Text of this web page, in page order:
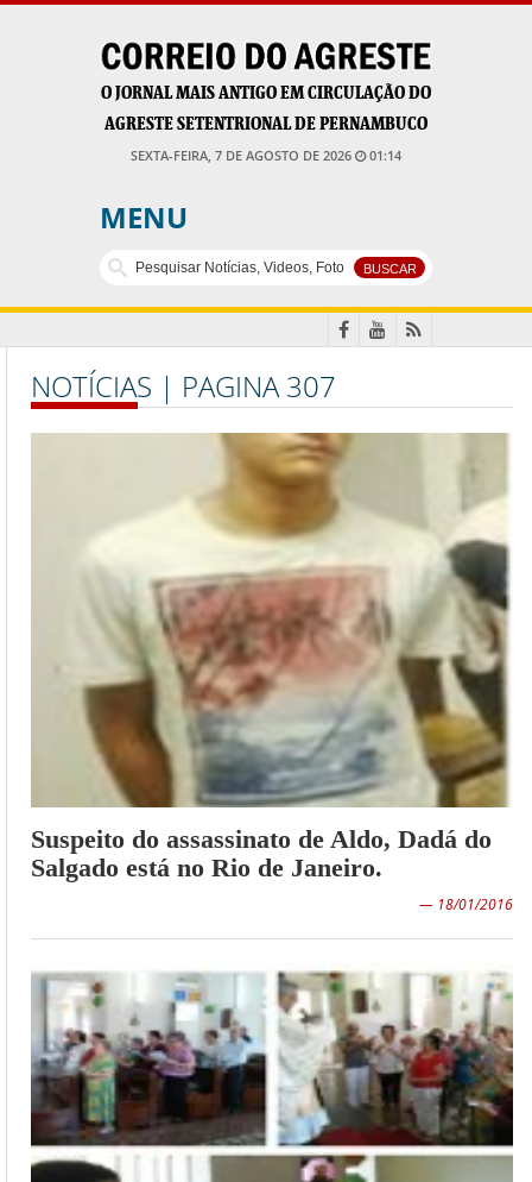
O JORNAL MAIS ANTIGO EM CIRCULAÇÃO DO
AGRESTE SETENTRIONAL DE PERNAMBUCO
SEXTA-FEIRA, 7 DE AGOSTO DE 2026 01:14
MENU
NOTÍCIAS | PAGINA 307
Suspeito do assassinato de Aldo, Dadá do
Salgado está no Rio de Janeiro.
— 18/01/2016